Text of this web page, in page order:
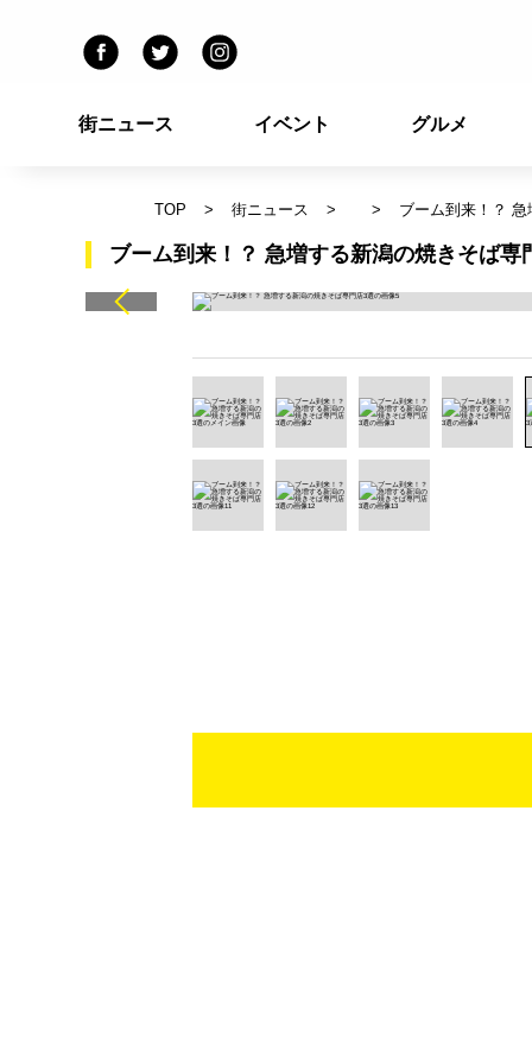
街ニュース イベント グルメ
TOP 街ニュース ブーム到来！？
ブーム到来！？ 急増する新潟の焼きそば専